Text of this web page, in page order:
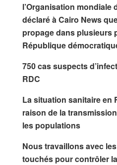
l’Organisation mondiale
déclaré à Cairo News
propage dans plusieurs
République
750 cas suspects
RDC
La situation sanitaire en
raison de la
les populations
Nous travaillons avec
touchés pour contrôler